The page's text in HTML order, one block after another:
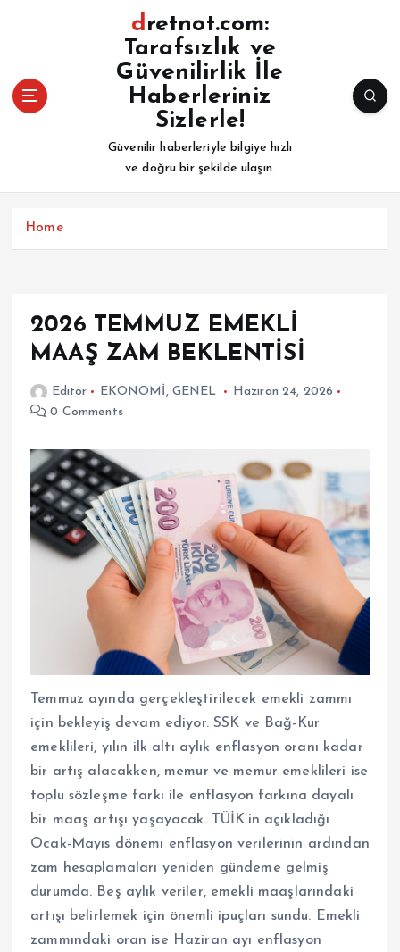
l
dretnot.com:
Tarafsızlık ve
Güvenilirlik İle
Haberleriniz
Sizlerle!
Güvenilir haberleriyle bilgiye hızlı
ve doğru bir şekilde ulaşın.
Home
2026 TEMMUZ EMEKLİ
MAAŞ ZAM BEKLENTİSİ
Editor EKONOMİ , GENEL
Haziran 24, 2026
0 Comments
Temmuz ayında gerçekleştirilecek emekli zammı
için bekleyiş devam ediyor. SSK ve Bağ-Kur
emeklileri, yılın ilk altı aylık enflasyon oranı kadar
bir artış alacakken, memur ve memur emeklileri ise
toplu sözleşme farkı ile enflasyon farkına dayalı
bir maaş artışı yaşayacak. TÜİK’in açıkladığı
Ocak-Mayıs dönemi enflasyon verilerinin ardından
zam hesaplamaları yeniden gündeme gelmiş
durumda. Beş aylık veriler, emekli maaşlarındaki
artışı belirlemek için önemli ipuçları sundu. Emekli
zammındaki oran ise Haziran ayı enflasyon